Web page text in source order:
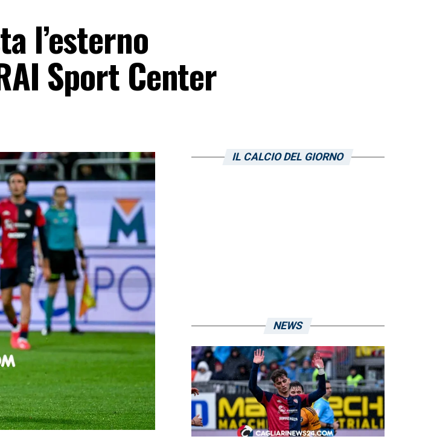
l’esterno
Sport Center
IL CALCIO DEL GIORNO
NEWS